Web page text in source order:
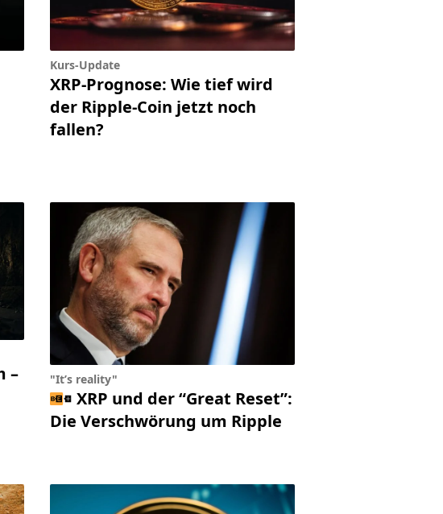
Kurs-Update
XRP-Prognose: Wie tief wird
der Ripple-Coin jetzt noch
fallen?
–
"It’s reality"
XRP und der “Great Reset”:
Die Verschwörung um Ripple